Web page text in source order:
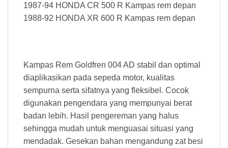
1987-94 HONDA CR 500 R Kampas rem depan
1988-92 HONDA XR 600 R Kampas rem depan
Kampas Rem Goldfren 004 AD stabil dan optimal
diaplikasikan pada sepeda motor, kualitas
sempurna serta sifatnya yang fleksibel. Cocok
digunakan pengendara yang mempunyai berat
badan lebih. Hasil pengereman yang halus
sehingga mudah untuk menguasai situasi yang
mendadak. Gesekan bahan mengandung zat besi